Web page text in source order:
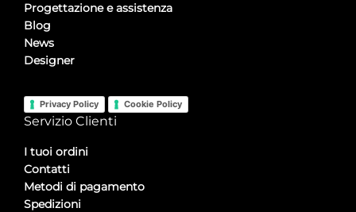
Progettazione e assistenza
Blog
News
Designer
Privacy Policy Cookie Policy
Servizio Clienti
I tuoi ordini
Contatti
Metodi di pagamento
Spedizioni